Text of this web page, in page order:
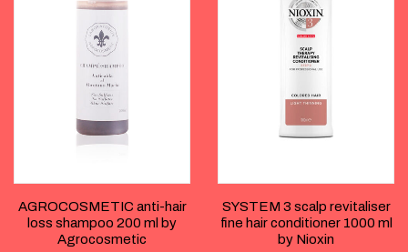
AGROCOSMETIC anti-hair
loss shampoo 200 ml by
Agrocosmetic
SYSTEM 3 scalp revitaliser
fine hair conditioner 1000 ml
by Nioxin